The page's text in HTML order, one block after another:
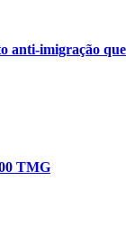
anti-imigração
TMG